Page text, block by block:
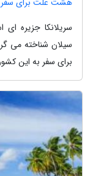
سریلانکا جزیره
سیلان شناخته می
برای سفر به این